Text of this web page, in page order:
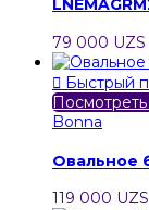
79 000 UZS
 Быстрый
Bonna
Овальное
119 000 UZS